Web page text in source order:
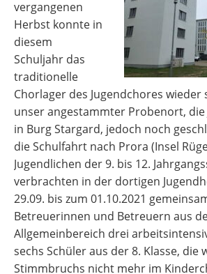
vergangenen
Herbst konnte in
diesem
Schuljahr das
traditionelle
Chorlager des Jugendchores
unser angestammter Probenort,
in Burg Stargard, jedoch noch
die Schulfahrt nach Prora (Insel
Jugendlichen der 9. bis 12.
verbrachten in der dortigen
29.09. bis zum 01.10.2021
Betreuerinnen und Betreuern aus
Allgemeinbereich drei
sechs Schüler aus der 8. Klasse, die
Stimmbruchs nicht mehr im